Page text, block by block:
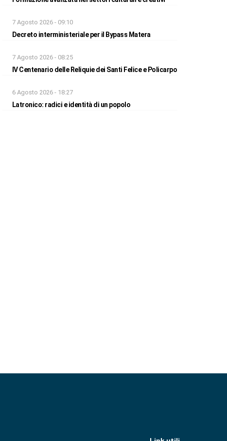
7 Agosto 2026 - 09:10
Decreto interministeriale per il Bypass Matera
7 Agosto 2026 - 08:25
IV Centenario delle Reliquie dei Santi Felice e Policarpo
6 Agosto 2026 - 18:27
Latronico: radici e identità di un popolo